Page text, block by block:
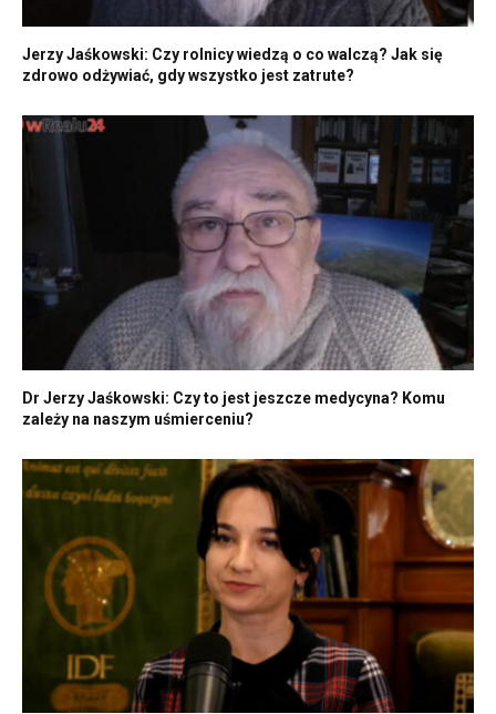
Jerzy Jaśkowski: Czy rolnicy wiedzą o co walczą? Jak się
zdrowo odżywiać, gdy wszystko jest zatrute?
Dr Jerzy Jaśkowski: Czy to jest jeszcze medycyna? Komu
zależy na naszym uśmierceniu?